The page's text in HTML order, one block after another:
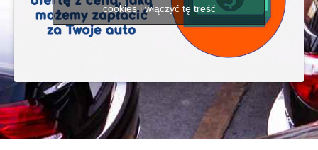
cookies i włączyć tę treść